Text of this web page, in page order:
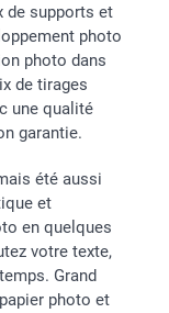
de supports et
photo
photo dans
de tirages
une qualité
garantie.
été aussi
et
en quelques
votre texte,
Grand
photo et